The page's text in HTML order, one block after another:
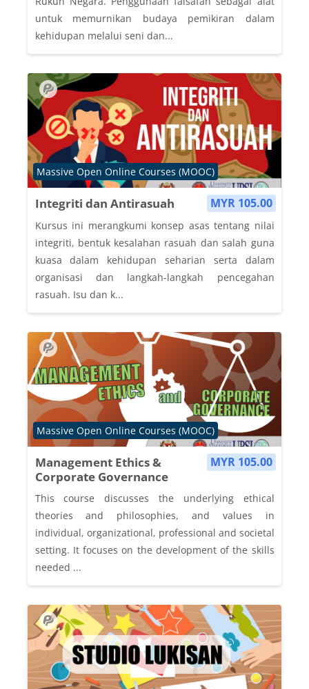
untuk memurnikan budaya pemikiran dalam
kehidupan melalui seni dan...
MYR 105.00
Integriti dan Antirasuah
Course category
Massive Open Online Courses (MOOC)
Kursus ini merangkumi konsep asas tentang nilai
integriti, bentuk kesalahan rasuah dan salah guna
kuasa dalam kehidupan seharian serta dalam
organisasi dan langkah-langkah pencegahan
rasuah. Isu dan k...
MYR 105.00
Management Ethics &
Corporate Governance
Course category
Massive Open Online Courses (MOOC)
This course discusses the underlying ethical
theories and philosophies, and values in
individual, organizational, professional and societal
setting. It focuses on the development of the skills
needed ...